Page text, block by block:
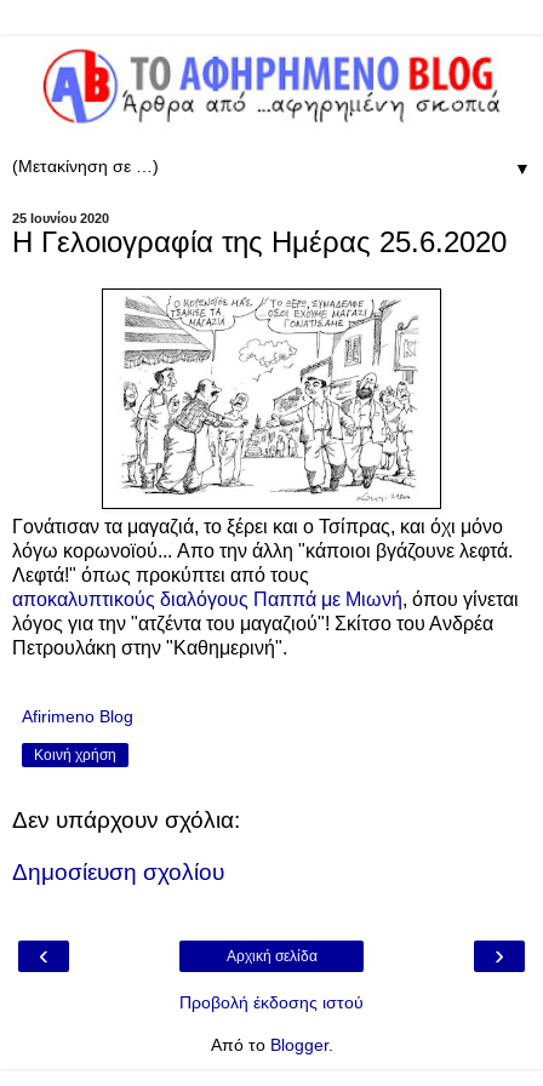
▼
25 Ιουνίου 2020
Η Γελοιογραφία της Ημέρας 25.6.2020
Γονάτισαν τα μαγαζιά, το ξέρει και ο Τσίπρας, και όχι μόνο
λόγω κορωνοϊού... Απο την άλλη "κάποιοι βγάζουνε λεφτά.
Λεφτά!" όπως προκύπτει από τους
αποκαλυπτικούς διαλόγους Παππά με Μιωνή, όπου γίνεται
λόγος για την "ατζέντα του μαγαζιού"! Σκίτσο του Ανδρέα
Πετρουλάκη στην "Καθημερινή".
Afirimeno Blog
Κοινή χρήση
Δεν υπάρχουν σχόλια:
Δημοσίευση σχολίου
‹ ›
Αρχική σελίδα
Προβολή έκδοσης ιστού
Από το Blogger.